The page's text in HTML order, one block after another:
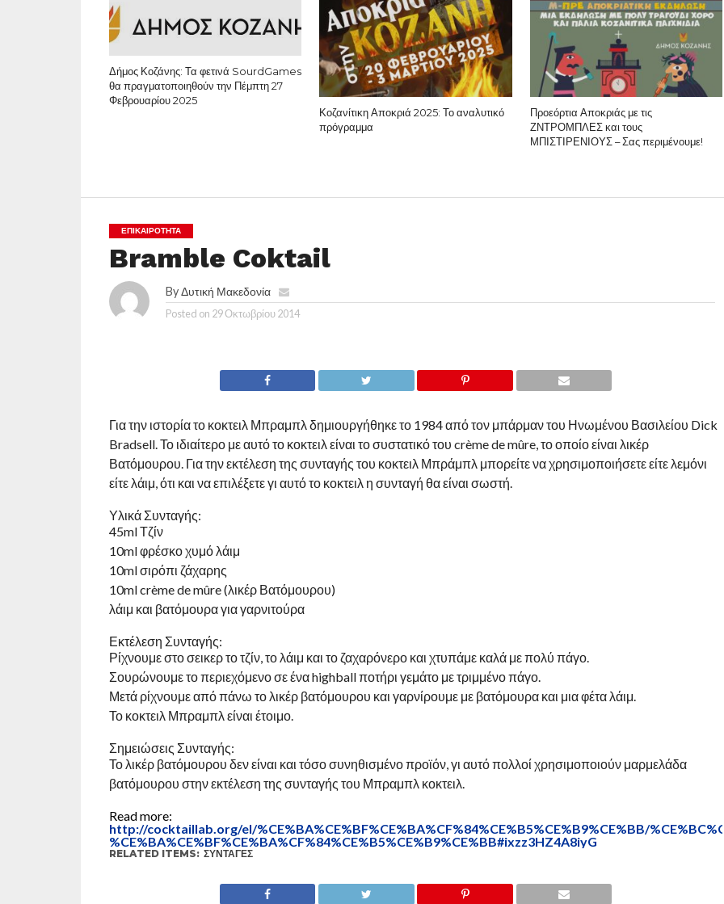
Δήμος Κοζάνης: Τα φετινά SourdGames
θα πραγματοποιηθούν την Πέμπτη 27
Φεβρουαρίου 2025
Κοζανίτικη Αποκριά 2025: Το αναλυτικό
πρόγραμμα
Προεόρτια Αποκριάς με τις
ΖΝΤΡΟΜΠΛΕΣ και τους
ΜΠΙΣΤΙΡΕΝΙΟΥΣ – Σας περιμένουμε!
ΕΠΙΚΑΙΡΟΤΗΤΑ
Bramble Coktail
ByΔυτική Μακεδονία
Posted on 29 Οκτωβρίου 2014
Για την ιστορία το κοκτειλ Μπραμπλ δημιουργήθηκε το 1984 από τον μπάρμαν του Ηνωμένου Βασιλείου Dick
Bradsell. Το ιδιαίτερο με αυτό το κοκτειλ είναι το συστατικό του crème de mûre, το οποίο είναι λικέρ
Βατόμουρου. Για την εκτέλεση της συνταγής του κοκτειλ Μπράμπλ μπορείτε να χρησιμοποιήσετε είτε λεμόνι
είτε λάιμ, ότι και να επιλέξετε γι αυτό το κοκτειλ η συνταγή θα είναι σωστή.
Υλικά Συνταγής:
45ml Τζίν
10ml φρέσκο χυμό λάιμ
10ml σιρόπι ζάχαρης
10ml crème de mûre (λικέρ Βατόμουρου)
λάιμ και βατόμουρα για γαρνιτούρα
Εκτέλεση Συνταγής:
Ρίχνουμε στο σεικερ το τζίν, το λάιμ και το ζαχαρόνερο και χτυπάμε καλά με πολύ πάγο.
Σουρώνουμε το περιεχόμενο σε ένα highball ποτήρι γεμάτο με τριμμένο πάγο.
Μετά ρίχνουμε από πάνω το λικέρ βατόμουρου και γαρνίρουμε με βατόμουρα και μια φέτα λάιμ.
Το κοκτειλ Μπραμπλ είναι έτοιμο.
Σημειώσεις Συνταγής:
Το λικέρ βατόμουρου δεν είναι και τόσο συνηθισμένο προϊόν, γι αυτό πολλοί χρησιμοποιούν μαρμελάδα
βατόμουρου στην εκτέλεση της συνταγής του Μπραμπλ κοκτειλ.
Read more:
http://cocktaillab.org/el/%CE%BA%CE%BF%CE%BA%CF%84%CE%B5%CE%B9%CE%BB/
%CE%BA%CE%BF%CE%BA%CF%84%CE%B5%CE%B9%CE%BB#ixzz3HZ4A8iyG
RELATED ITEMS: ΣΥΝΤΑΓΈΣ